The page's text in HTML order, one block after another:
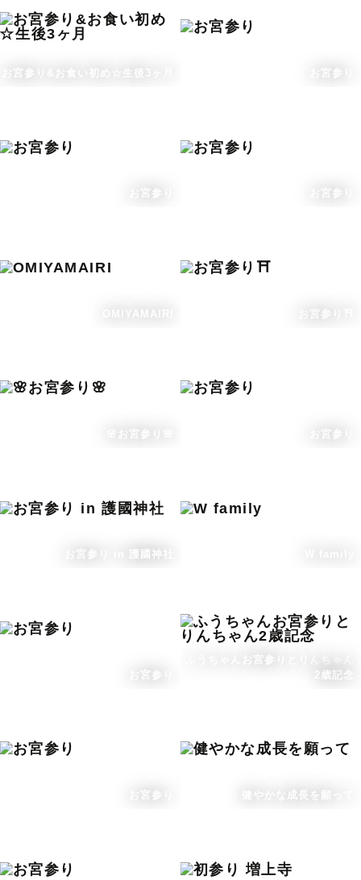
お宮参り&お食い初め☆生後3ヶ月 お宮参り
お宮参り お宮参り
お宮参り⛩️
🌸お宮参り🌸 お宮参り
お宮参り in 護國神社
お宮参り
ふうちゃんお宮参りとりんちゃん
2歳記念
お宮参り 健やかな成長を願って